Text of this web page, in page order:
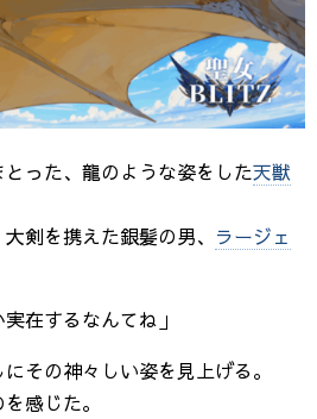
った、龍のような姿をした天獣
剣を携えた銀髪の男、 ラージェ
在するなんてね」
その神々しい姿を見上げる。
感じた。